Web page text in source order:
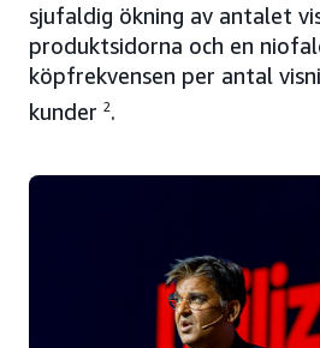
sjufaldig ökning av antalet
produktsidorna och en
köpfrekvensen per antal
kunder 2.